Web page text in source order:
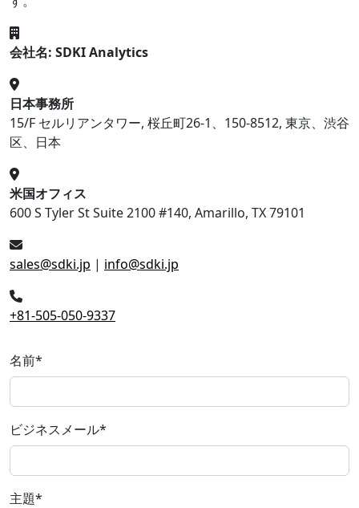
会社名: SDKI Analytics
日本事務所
15/F セルリアンタワー, 桜丘町26-1、150-8512, 東京、渋谷
区、日本
米国オフィス
600 S Tyler St Suite 2100 #140, Amarillo, TX 79101
sales@sdki.jp | info@sdki.jp
+81-505-050-9337
名前*
ビジネスメール*
主題*